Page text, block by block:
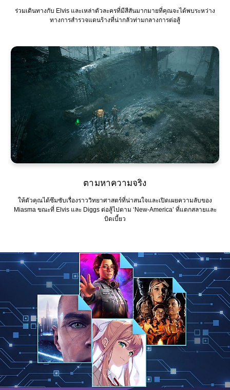
ร่วมเดินทางกับ Elvis และเหล่าตัวละครที่มีสีสันมากมายที่คุณจะได้พบระหว่าง
ทางการสำรวจแดนร้างที่น่ากลัวท่ามกลางการต่อสู้
ตามหาความจริง
ให้ตัวคุณได้ซึมซับเรื่องราววิทยาศาสตร์ที่น่าสนใจและเปิดเผยความลับของ
Miasma ขณะที่ Elvis และ Diggs ต่อสู้ไปตาม ‘New-America’ ที่แตกสลายและ
บิดเบี้ยว